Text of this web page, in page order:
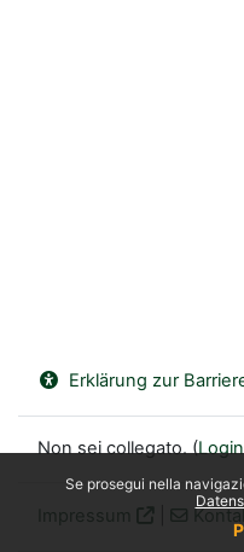
Se prosegui nella
Erklärung zur
Non sei collegato. (Login
Impressum